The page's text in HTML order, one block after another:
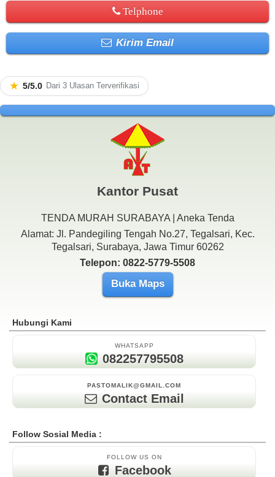
Telphone
Kirim Email
★ 5/5.0 Dari 3 Ulasan Terverifikasi
Kantor Pusat
TENDA MURAH SURABAYA | Aneka Tenda
Alamat: Jl. Pandegiling Tengah No.27, Tegalsari, Kec.
Tegalsari, Surabaya, Jawa Timur 60262
Telepon: 0822-5779-5508
Buka Maps
Hubungi Kami
WHATSAPP
082257795508
PASTOMALIK@GMAIL.COM
Contact Email
Follow Sosial Media :
FOLLOW US ON
Facebook